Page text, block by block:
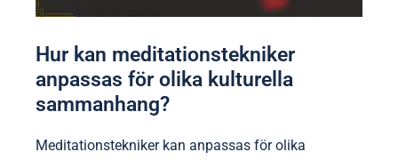
Hur kan meditationstekniker
anpassas för olika kulturella
sammanhang?
Meditationstekniker kan anpassas för olika